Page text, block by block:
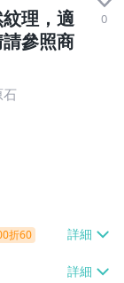
理，適
參照商
0
折60